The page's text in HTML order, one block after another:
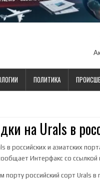
ПОЛИТИКА
на Urals в
в российских и азиатских
Интерфакс со ссылкой
порту российский сорт Urals